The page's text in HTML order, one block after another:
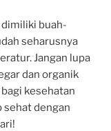
buah-
seharusnya
Jangan lupa
dan organik
kesehatan
sehat dengan